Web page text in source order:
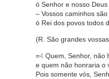
ó Senhor e nosso
– Vossos caminhos
ó Rei dos povos todos
(R. São grandes
=4 Quem, Senhor, não
e quem não honraria o
Pois somente vós,